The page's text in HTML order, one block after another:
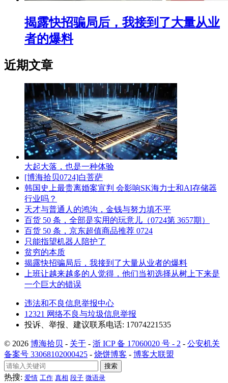
揭露快招骗局后，我接到了大量从业
者的爆料
近期文章
大起大落，也是一种体验
[博海拾贝0724]白菩萨
韩国史上最贵离婚案宣判 会影响SK海力士和AI存储器
行业吗？
天才与普通人的鸿沟，金钱与努力填不平
百货 50 条，全部是实用的玩意儿（0724第 3657期）
百货 50 条，京东超值商品推荐 0724
只能指望机器人陪护了
贫穷的本质
揭露快招骗局后，我接到了大量从业者的爆料
上班让越来越多的人觉得，他们当初选择从树上下来是
一个巨大的错误
违法和不良信息举报中心
12321 网络不良与垃圾信息举报
投诉、举报、建议联系电话: 17074221535
© 2026 博海拾贝 - 关于 - 浙 ICP 备 17060020 号 - 2 - 公安机关
备案号 33068102000425 - 烧饼博客 - 博客大联盟
搜索
热搜: 爱情 工作 真相 段子 微语录